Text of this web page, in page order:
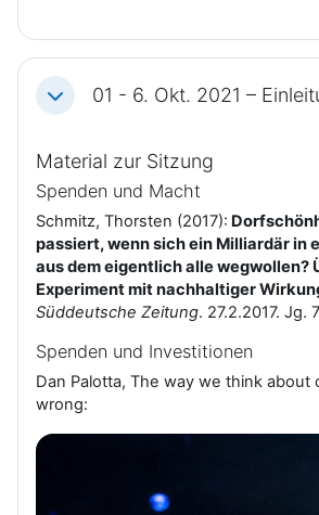
Einklappen01 - 6. Okt. 2021 –
Material zur Sitzung
Spenden und Macht
Schmitz, Thorsten (2017):
passiert, wenn sich ein Milliardär in
aus dem eigentlich alle wegwollen?
Experiment mit nachhaltiger
Süddeutsche Zeitung. 27.2.2017. Jg.
Spenden und Investitionen
Dan Palotta, The way we think about
wrong: